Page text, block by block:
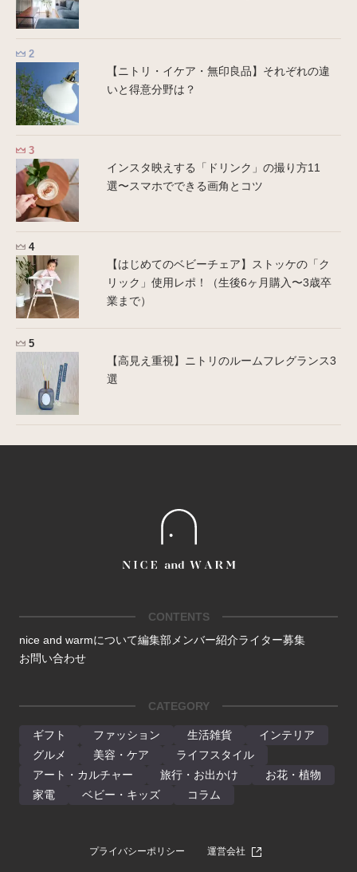
【ニトリ・イケア・無印良品】それぞれの違
いと得意分野は？
インスタ映えする「ドリンク」の撮り方11
選〜スマホでできる画角とコツ
【はじめてのベビーチェア】ストッケの「ク
リック」使用レポ！（生後6ヶ月購入〜3歳卒
業まで）
【高見え重視】ニトリのルームフレグランス3
選
CONTENTS
nice and warmについて編集部メンバー紹介ライター募集
お問い合わせ
CATEGORY
ギフト ファッション 生活雑貨
インテリア
グルメ
美容・ケア
ライフスタイル
アート・カルチャー
旅行・お出かけ
お花・植物
家電
ベビー・キッズ コラム
プライバシーポリシー 運営会社